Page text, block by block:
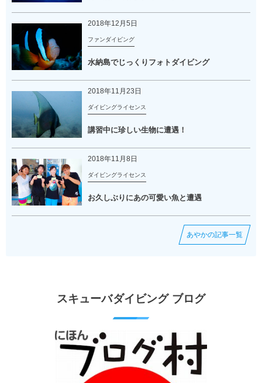
2018年12月5日
ファンダイビング
水納島でじっくりフォトダイビング
2018年11月23日
ダイビングライセンス
講習中に珍しい生物に遭遇！
2018年11月8日
ダイビングライセンス
お久しぶりにあの可愛い魚と遭遇
あやかの記事一覧
スキューバダイビング ブログ